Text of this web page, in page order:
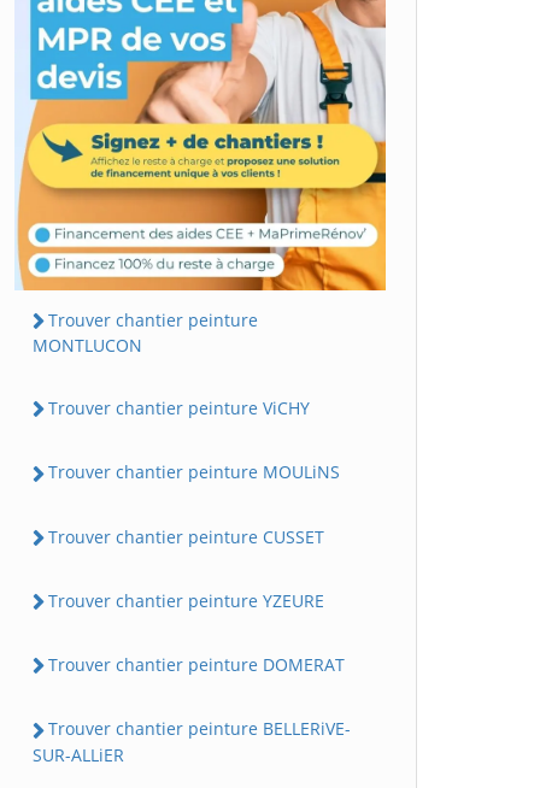
Trouver chantier peinture
MONTLUCON
Trouver chantier peinture ViCHY
Trouver chantier peinture MOULiNS
Trouver chantier peinture CUSSET
Trouver chantier peinture YZEURE
Trouver chantier peinture DOMERAT
Trouver chantier peinture BELLERiVE-
SUR-ALLiER